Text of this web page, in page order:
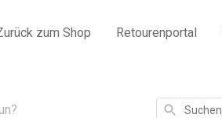
zum Shop Retourenportal
Suchen